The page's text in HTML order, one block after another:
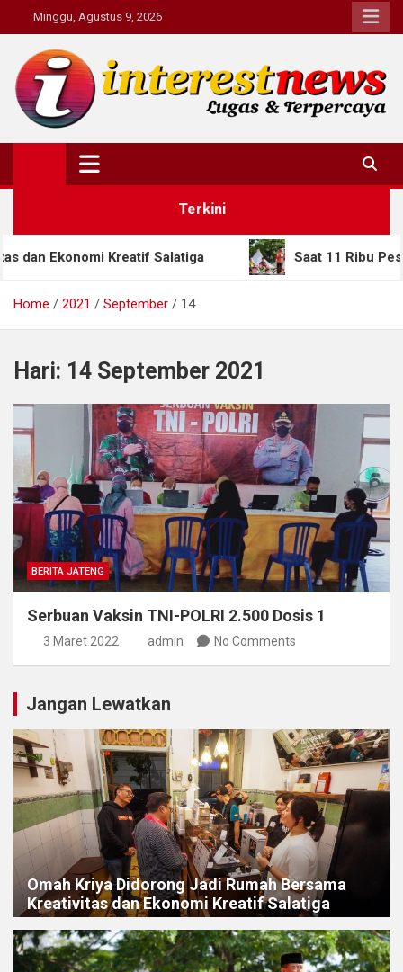
to
content
Minggu, Agustus 9, 2026
Interestnews.or.id
Terkini
Ekonomi Kreatif Salatiga Saat 11 Ribu Pesilat
Home 2021 September 14
Hari: 14 September 2021
BERITA JATENG
Serbuan Vaksin TNI-POLRI 2.500 Dosis 1
3 Maret 2022 admin No Comments
Jangan Lewatkan
Omah Kriya Didorong Jadi Rumah Bersama
Kreativitas dan Ekonomi Kreatif Salatiga